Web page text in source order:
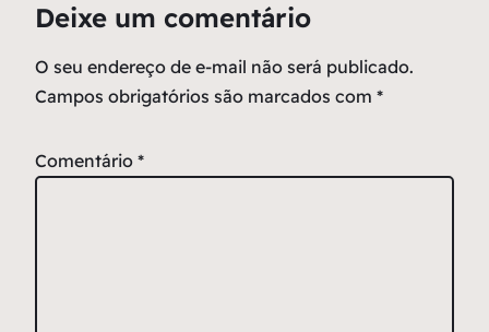
Deixe um comentário
O seu endereço de e-mail não será publicado.
Campos obrigatórios são marcados com *
Comentário *